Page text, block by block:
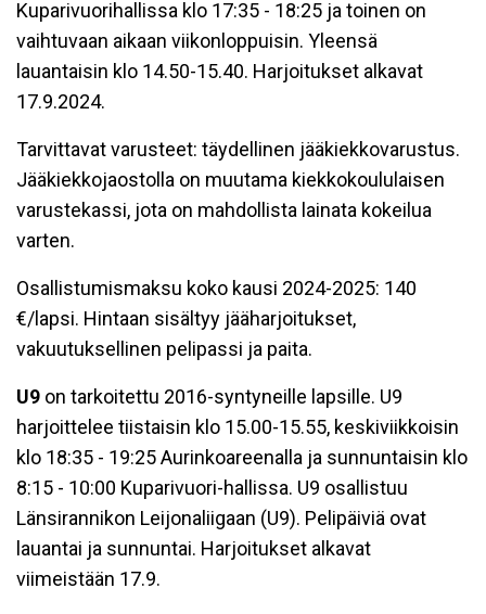
Kuparivuorihallissa klo 17:35 - 18:25 ja toinen on
vaihtuvaan aikaan viikonloppuisin. Yleensä
lauantaisin klo 14.50-15.40. Harjoitukset alkavat
17.9.2024.
Tarvittavat varusteet: täydellinen jääkiekkovarustus.
Jääkiekkojaostolla on muutama kiekkokoululaisen
varustekassi, jota on mahdollista lainata kokeilua
varten.
Osallistumismaksu koko kausi 2024-2025: 140
€/lapsi. Hintaan sisältyy jääharjoitukset,
vakuutuksellinen pelipassi ja paita.
U9 on tarkoitettu 2016-syntyneille lapsille. U9
harjoittelee tiistaisin klo 15.00-15.55, keskiviikkoisin
klo 18:35 - 19:25 Aurinkoareenalla ja sunnuntaisin klo
8:15 - 10:00 Kuparivuori-hallissa. U9 osallistuu
Länsirannikon Leijonaliigaan (U9). Pelipäiviä ovat
lauantai ja sunnuntai. Harjoitukset alkavat
viimeistään 17.9.